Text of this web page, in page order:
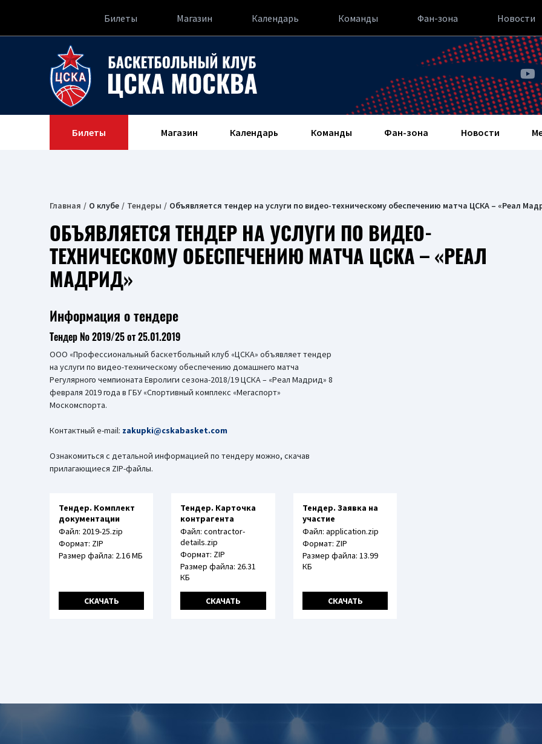
Билеты Магазин Календарь Команды Фан-зона Новости
Билеты Магазин Календарь Команды Фан-зона Новости
Главная О клубе Тендеры Объявляется тендер на услуги по видео-техническому обеспечению матча ЦСКА – «Реал
ОБЪЯВЛЯЕТСЯ ТЕНДЕР НА УСЛУГИ ПО ВИДЕО-
ТЕХНИЧЕСКОМУ ОБЕСПЕЧЕНИЮ МАТЧА ЦСКА – «РЕАЛ
МАДРИД»
Информация о тендере
Тендер № 2019/25 от 25.01.2019
ООО «Профессиональный баскетбольный клуб «ЦСКА» объявляет тендер
на услуги по видео-техническому обеспечению домашнего матча
Регулярного чемпионата Евролиги сезона-2018/19 ЦСКА – «Реал Мадрид» 8
февраля 2019 года в ГБУ «Спортивный комплекс «Мегаспорт»
Москомспорта.
Контактный e-mail: zakupki@cskabasket.com
Ознакомиться с детальной информацией по тендеру можно, скачав
прилагающиеся ZIP-файлы.
Тендер. Комплект
документации
Файл: 2019-25.zip
Формат: ZIP
Размер файла: 2.16 МБ
СКАЧАТЬ
Тендер. Карточка
контрагента
Файл: contractor-
details.zip
Формат: ZIP
Размер файла: 26.31
КБ
СКАЧАТЬ
Тендер. Заявка на
участие
Файл: application.zip
Формат: ZIP
Размер файла: 13.99
КБ
СКАЧАТЬ